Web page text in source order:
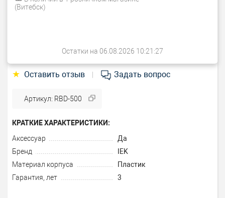
(Витебск)
Остатки на 06.08.2026 10:21:27
★ Оставить отзыв Задать вопрос
Артикул: RBD-500
КРАТКИЕ ХАРАКТЕРИСТИКИ:
Аксессуар
Да
Бренд
IEK
Материал корпуса
Пластик
Гарантия, лет
3